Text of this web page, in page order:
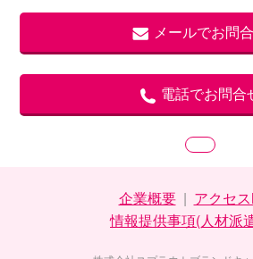
メールでお問
電話でお問合
企業概要| アクセ
情報提供事項(人材派